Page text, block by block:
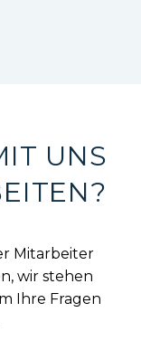
UNS
Mitarbeiter
wir stehen
Ihre Fragen